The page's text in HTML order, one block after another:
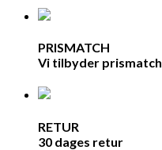
PRISMATCH
Vi tilbyder prismatch
RETUR
30 dages retur